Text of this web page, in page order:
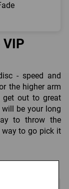
VIP
- speed and
the higher arm
get out to great
be your long
to throw the
way to go pick it